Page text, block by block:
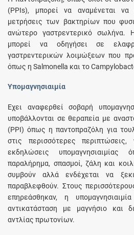
(PPIs), μπορεί να αναμένεται να
μετρήσεις των βακτηρίων που
ανώτερο γαστρεντερικό σωλήνα.
μπορεί να οδηγήσει σε
γαστρεντερικών λοιμώξεων που
όπως η Salmonella και το
Υπομαγνησιαιμία
Έχει αναφερθεί σοβαρή
υποβάλλονται σε θεραπεία με
(PPI) όπως η παντοπραζόλη για
στις περισσότερες
εκδηλώσεις υπομαγνησιαιμίας
παραλήρημα, σπασμοί, ζάλη και
συμβούν αλλά ενδέχεται να
παραβλεφθούν. Στους
επηρεάσθηκαν, η
αντικατάσταση με μαγνήσιο και
αντλίας πρωτονίων.